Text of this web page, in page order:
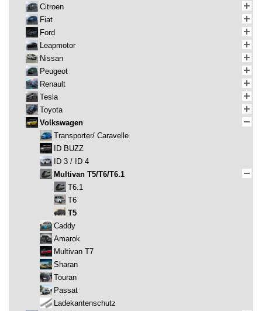
Citroen
Fiat
Ford
Leapmotor
Nissan
Peugeot
Renault
Tesla
Toyota
Volkswagen
Transporter/ Caravelle
ID BUZZ
ID 3 / ID 4
Multivan T5/T6/T6.1
T6.1
T6
T5
Caddy
Amarok
Multivan T7
Sharan
Touran
Passat
Ladekantenschutz